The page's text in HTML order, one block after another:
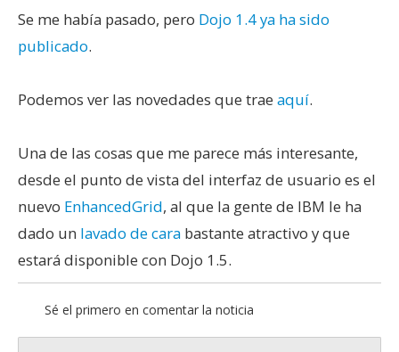
Se me había pasado, pero Dojo 1.4 ya ha sido
publicado.
Podemos ver las novedades que trae aquí.
Una de las cosas que me parece más interesante,
desde el punto de vista del interfaz de usuario es el
nuevo EnhancedGrid, al que la gente de IBM le ha
dado un lavado de cara bastante atractivo y que
estará disponible con Dojo 1.5.
Sé el primero en comentar la noticia